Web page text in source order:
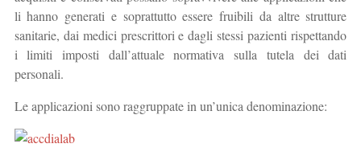
li hanno generati e soprattutto essere fruibili da altre strutture
sanitarie, dai medici prescrittori e dagli stessi pazienti rispettando
i limiti imposti dall’attuale normativa sulla tutela dei dati
personali.
Le applicazioni sono raggruppate in un’unica denominazione: